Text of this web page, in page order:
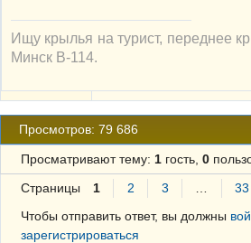
Ищу крылья на турист, переднее
Минск В-114.
Просмотров: 79 686
Просматривают тему: 1гость, 0
Страницы 1 2 3 33
Чтобы отправить ответ, вы должны
зарегистрироваться